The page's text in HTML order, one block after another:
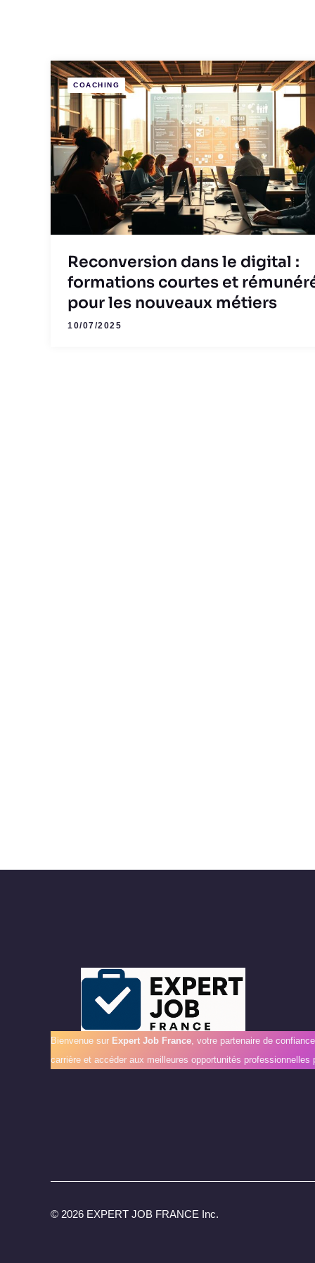
COACHING
Reconversion dans le digital :
formations courtes et
pour les nouveaux métiers
10/07/2025
Bienvenue sur Expert Job France, votre partenaire de
carrière et accéder aux meilleures opportunités professionnelles
© 2026 EXPERT JOB FRANCE Inc.